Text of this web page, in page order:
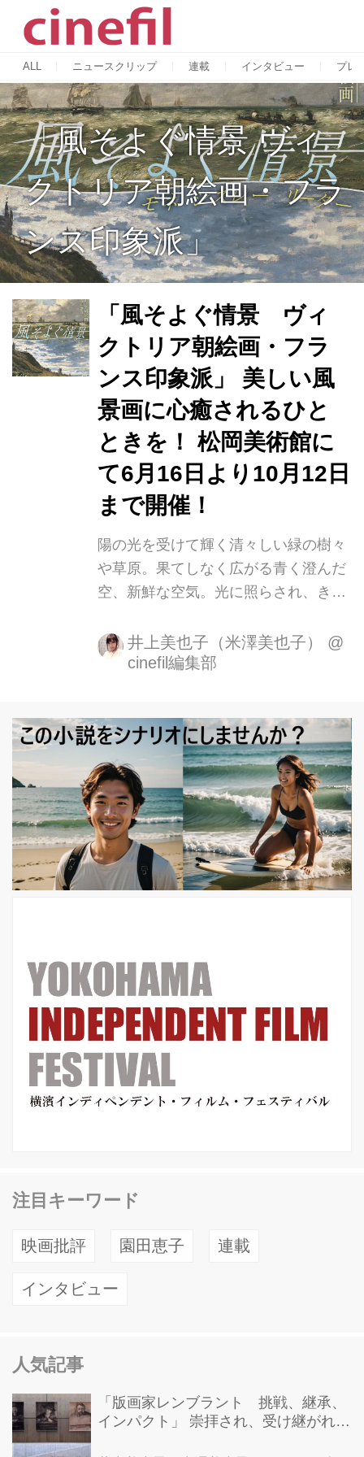
ALL ニュースクリップ 連載 インタビュー プレ
「風そよぐ情景 ヴィ
クトリア朝絵画・フラ
ンス印象派」
「風そよぐ情景 ヴィ
クトリア朝絵画・フラ
ンス印象派」 美しい風
景画に心癒されるひと
ときを！ 松岡美術館に
て6月16日より10月12日
まで開催！
陽の光を受けて輝く清々しい緑の樹々
や草原。果てしなく広がる青く澄んだ
空、新鮮な空気。光に照らされ、きら
る波。このような風景は、いつの時代
もわたしたちの心を癒してくれます。
において、都市や工業技術の成長を目
の当たりにした人々にとって、美しい
風景画は、のどかな田園風景への郷愁
を誘い、疲れた心にやすらぎをあたえ
てくれるものとして大変好まれまし
た。 光を受けたその瞬間のきらめきや
光景をキャンバスに捉えようとしたフ
井上美也子（米澤美也子）
@
cinefil編集部
注目キーワード
映画批評 園田恵子 連載
インタビュー
人気記事
「版画家レンブラント 挑戦、継承、
インパクト」 崇拝され、受け継がれ、